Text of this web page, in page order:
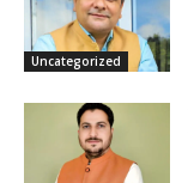
Uncategorized